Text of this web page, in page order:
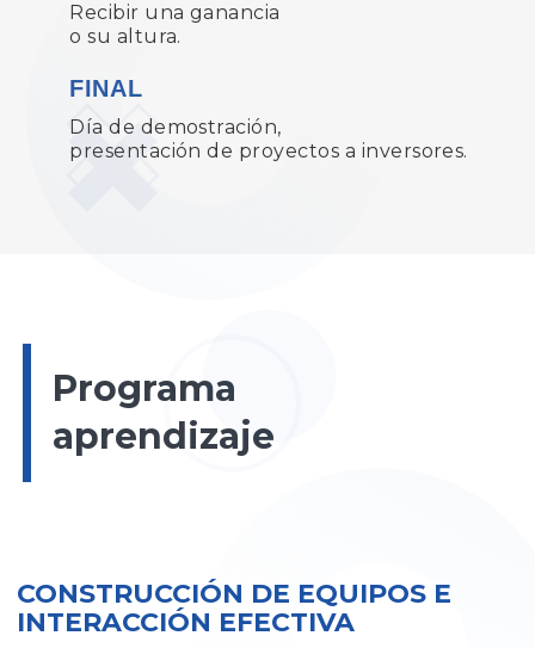
Recibir una ganancia
o su altura.
FINAL
Día de demostración,
presentación de proyectos a inversores.
Programa
aprendizaje
CONSTRUCCIÓN DE EQUIPOS E
INTERACCIÓN EFECTIVA